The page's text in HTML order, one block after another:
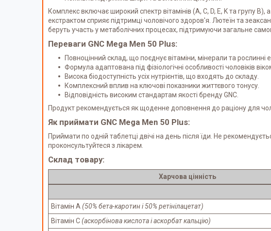
Комплекс включає широкий спектр вітамінів (A, C, D, E, K та групу
екстрактом сприяє підтримці чоловічого здоров'я. Лютеїн та
беруть участь у метаболічних процесах, підтримуючи загальне
Переваги GNC Mega Men 50 Plus:
Повноцінний склад, що поєднує вітаміни, мінерали та рослинні
Формула адаптована під фізіологічні особливості чоловіків
Висока біодоступність усіх нутрієнтів, що входять до складу.
Комплексний вплив на ключові показники життєвого тонусу.
Відповідність високим стандартам якості бренду GNC.
Продукт рекомендується як щоденне доповнення до раціону для
Як приймати GNC Mega Men 50 Plus:
Приймати по одній таблетці двічі на день після їди. Не
проконсультуйтеся з лікарем.
Склад товару:
Харчова цінність
Вітамін А(50% бета-каротин і 50% ретінілацетат)
Вітамін С(аскорбінова кислота і аскорбат кальцію)